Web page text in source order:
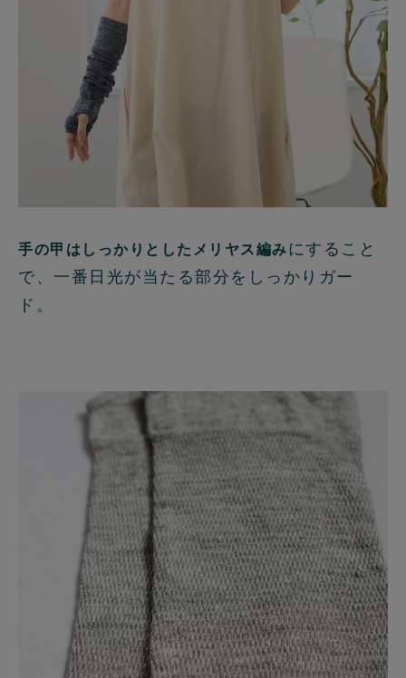
手の甲はしっかりとしたメリヤス編みにすること
で、一番日光が当たる部分をしっかりガー
ド。